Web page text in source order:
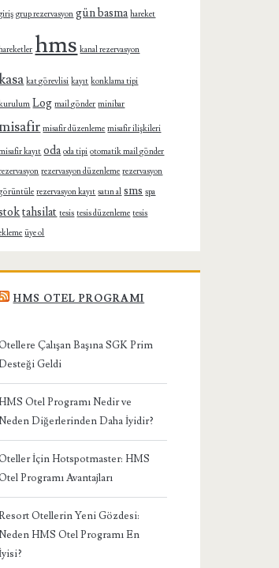
grup rezervasyon gün basma hareket
hms kanal rezervasyon
kat görevlisi kayıt konklama tipi
Log mail gönder minibar
misafir düzenleme misafir ilişkileri
kayıt oda oda tipi otomatik mail gönder
rezervasyon düzenleme rezervasyon
rezervasyon kayıt satın al sms spa
tahsilat tesis tesis düzenleme tesis
üye ol
HMS OTEL PROGRAMI
Çalışan Başına SGK Prim
Geldi
HMS Otel Programı Nedir ve
Diğerlerinden Daha İyidir?
İçin Hotspotmaster: HMS
Programı Avantajları
Otellerin Yeni Gözdesi:
HMS Otel Programı En